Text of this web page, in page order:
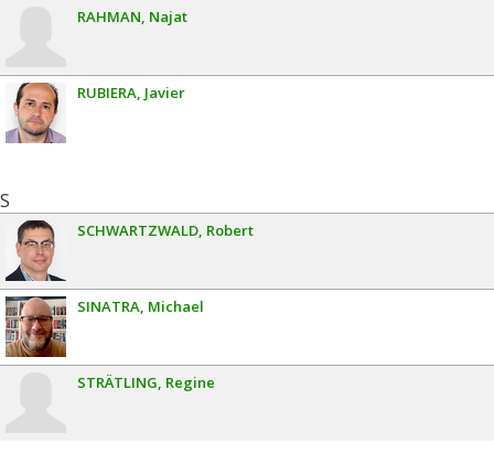
RAHMAN Najat
RUBIERA Javier
S
SCHWARTZWALD Robert
SINATRA Michael
STRÄTLING Regine